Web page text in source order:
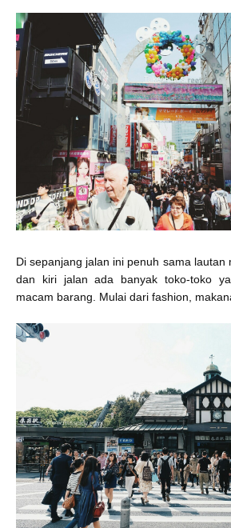
Di sepanjang jalan ini penuh sama lautan
dan kiri jalan ada banyak toko-toko
macam barang. Mulai dari fashion,